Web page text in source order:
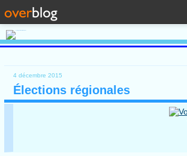
4 décembre 2015
Élections régionales